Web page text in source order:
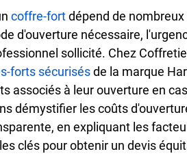
coffre-fort dépend de
d'ouverture nécessaire,
sollicité. Chez
forts sécurisés de la marque
associés à leur ouverture en
démystifier les coûts
en expliquant les
clés pour obtenir un devis